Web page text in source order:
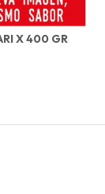
X 400 GR